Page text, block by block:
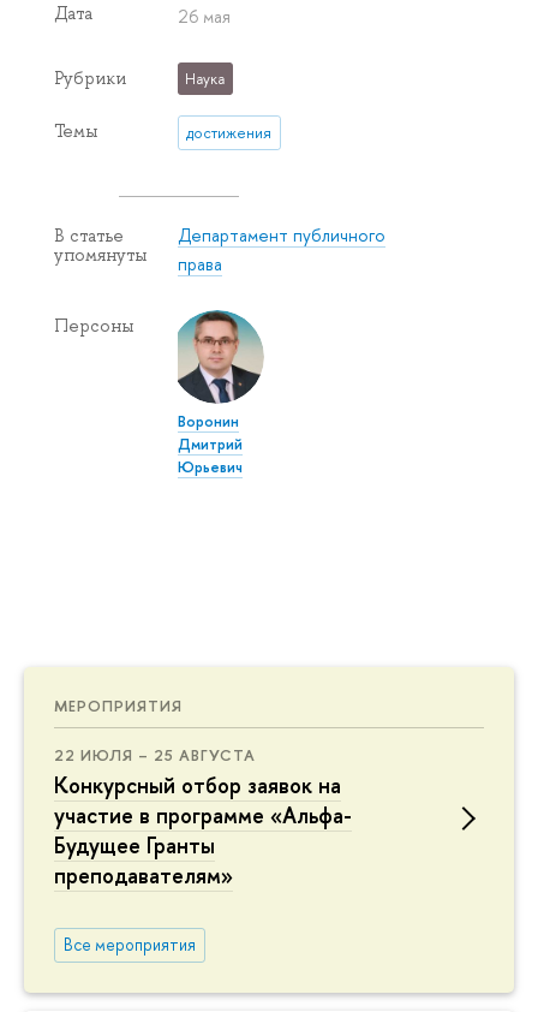
МЕРОПРИЯТИЯ
22 ИЮЛЯ – 25 АВГУСТА
Конкурсный отбор заявок на
участие в программе «Альфа-
Будущее Гранты
преподавателям»
Все мероприятия
Дата 26 мая
Рубрики Наука
Темы достижения
В статье
упомянуты
Департамент публичного
права
Персоны
Воронин
Дмитрий
Юрьевич